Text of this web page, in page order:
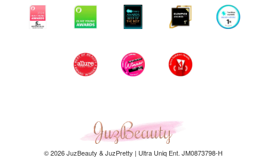
© 2026 JuzBeauty & JuzPretty | Ultra Uniq Ent. JM0873798-H